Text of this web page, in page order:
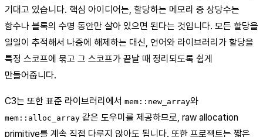
기대고 있습니다. 핵심 아이디어는, 할당하는 메모리 중 상당수는
함수나 블록의 수명 동안만 살아 있으면 된다는 것입니다. 모든 할당을
일일이 추적해서 나중에 해제하는 대신, 언어와 라이브러리가 할당을
특정 스코프에 묶고 그 스코프가 끝날 때 정리되도록 쉽게
만들어줍니다.
C3는 또한 표준 라이브러리에서 mem::new_array와
mem::alloc_array 같은 도우미를 제공하므로, raw allocation
primitive를 계속 직접 다루지 않아도 됩니다. 또한 프로젝트는 짧은